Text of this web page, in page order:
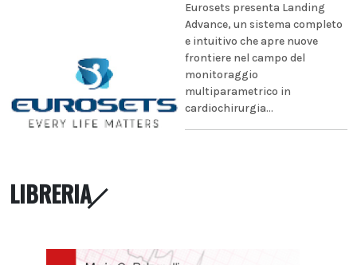
Eurosets presenta Landing
Advance, un sistema completo
e intuitivo che apre nuove
frontiere nel campo del
monitoraggio
multiparametrico in
cardiochirurgia...
LIBRERIA